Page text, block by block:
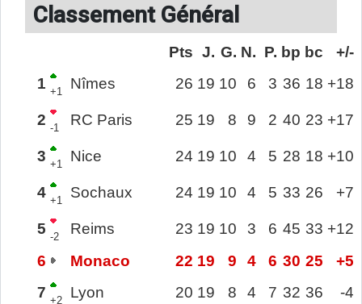
Classement Général
Pts J. G. N. P. bp bc
+/-
1 +1 Nîmes 26 19 10 6 3 36 18 +18
2 -1 RC Paris 25 19 8 9 2 40 23 +17
3 +1 Nice 24 19 10 4 5 28 18 +10
4 +1 Sochaux 24 19 10 4 5 33 26 +7
5 -2 Reims 23 19 10 3 6 45 33 +12
6
Monaco 22 19 9 4 6 30 25
+5
7 +2 Lyon 20 19 8 4 7 32 36 -4